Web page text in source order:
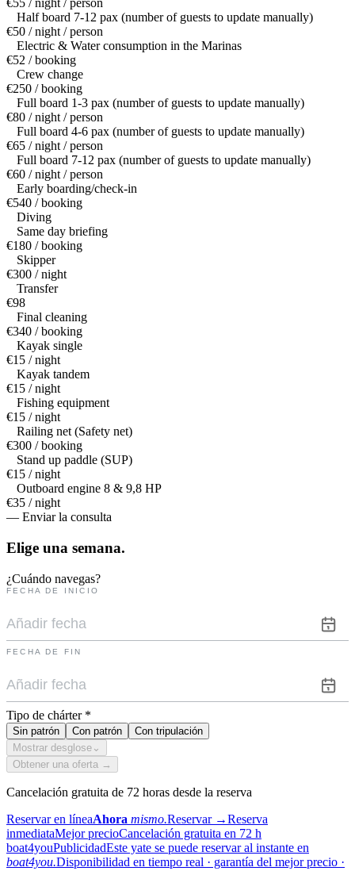
€55 / night / person
Half board 7-12 pax (number of guests to update manually)
€50 / night / person
Electric & Water consumption in the Marinas
€52 / booking
Crew change
€250 / booking
Full board 1-3 pax (number of guests to update manually)
€80 / night / person
Full board 4-6 pax (number of guests to update manually)
€65 / night / person
Full board 7-12 pax (number of guests to update manually)
€60 / night / person
Early boarding/check-in
€540 / booking
Diving
Same day briefing
€180 / booking
Skipper
€300 / night
Transfer
€98
Final cleaning
€340 / booking
Kayak single
€15 / night
Kayak tandem
€15 / night
Fishing equipment
€15 / night
Railing net (Safety net)
€300 / booking
Stand up paddle (SUP)
€15 / night
Outboard engine 8 & 9,8 HP
€35 / night
— Enviar la consulta
Elige una semana.
¿Cuándo navegas?
FECHA DE INICIO
FECHA DE FIN
Tipo de chárter *
Sin patrón Con patrón
Con tripulación
Mostrar desglose ⌄
Obtener una oferta →
Cancelación gratuita de 72 horas desde la reserva
Reservar en líneaAhora mismo.Reservar →Reserva
inmediataMejor precioCancelación gratuita en 72 h
boat4youPublicidadEste yate se puede reservar al instante en
boat4you.Disponibilidad en tiempo real · garantía del mejor precio ·